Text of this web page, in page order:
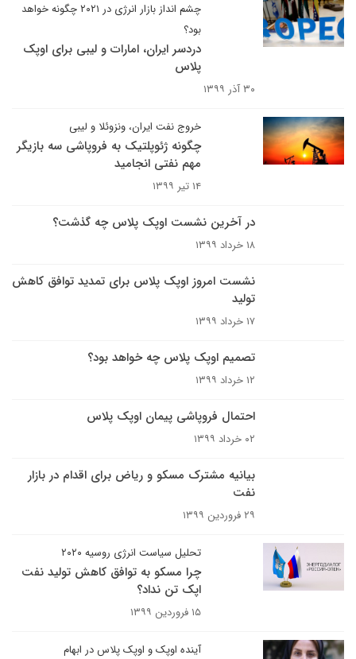
چشم انداز بازار انرژی در ۲۰۲۱ چگونه خواهد
بود؟
دردسر ایران، امارات و لیبی برای اوپک
پلاس
۳۰ آذر ۱۳۹۹
خروج نفت ایران، ونزوئلا و لیبی
چگونه ژئوپلتیک به فروپاشی سه بازیگر
مهم نفتی انجامید
۱۴ تیر ۱۳۹۹
در آخرین نشست اوپک پلاس چه گذشت؟
۱۸ خرداد ۱۳۹۹
نشست امروز اوپک پلاس برای تمدید توافق کاهش
تولید
۱۷ خرداد ۱۳۹۹
تصمیم اوپک پلاس چه خواهد بود؟
۱۲ خرداد ۱۳۹۹
احتمال فروپاشی پیمان اوپک پلاس
۰۲ خرداد ۱۳۹۹
بیانیه مشترک مسکو و ریاض برای اقدام در بازار
نفت
۲۹ فروردین ۱۳۹۹
تحلیل سیاست انرژی روسیه ۲۰۲۰
چرا مسکو به توافق کاهش تولید نفت
اپک تن نداد؟
۱۵ فروردین ۱۳۹۹
آینده اوپک و اوپک پلاس در ابهام